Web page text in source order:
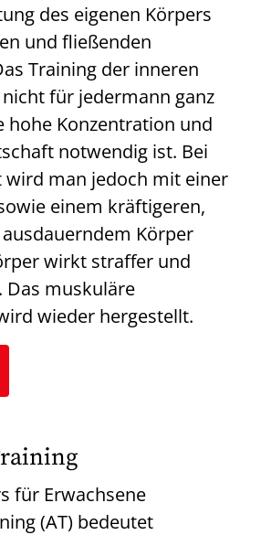
des eigenen Körpers
und fließenden
Training der inneren
für jedermann ganz
hohe Konzentration und
notwendig ist. Bei
wird man jedoch mit einer
einem kräftigeren,
Körper
wirkt straffer und
muskuläre
wieder hergestellt.
für Erwachsene
(AT) bedeutet